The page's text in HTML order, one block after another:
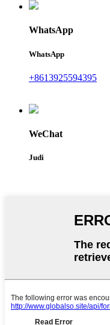
WhatsApp
WhatsApp
+8613925594395
WeChat
Judi